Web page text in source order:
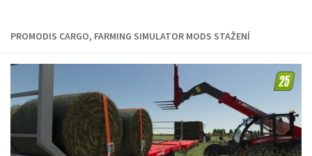
PROMODIS CARGO, FARMING SIMULATOR MODS STAŽENÍ